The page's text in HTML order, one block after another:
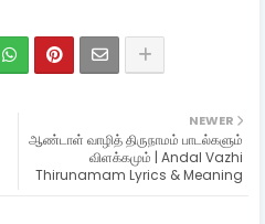
NEWER
ஆண்டாள் வாழித் திருநாமம் பாடல்களும்
விளக்கமும் | Andal Vazhi
Thirunamam Lyrics & Meaning